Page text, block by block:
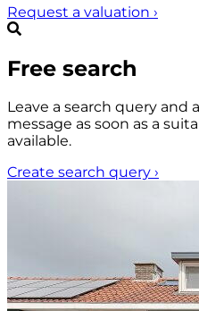
Request a valuation ›
Free search
Leave a search query and
message as soon as a
available.
Create search query ›